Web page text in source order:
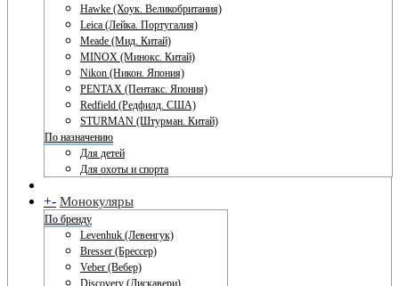
Hawke (Хоук. Великобритания)
Leica (Лейка. Португалия)
Meade (Мид. Китай)
MINOX (Минокс. Китай)
Nikon (Никон. Япония)
PENTAX (Пентакс. Япония)
Redfield (Редфилд. США)
STURMAN (Штурман. Китай)
По назначению
Для детей
Для охоты и спорта
+- Монокуляры
По бренду
Levenhuk (Левенгук)
Bresser (Брессер)
Veber (Вебер)
Discovery (Дискавери)